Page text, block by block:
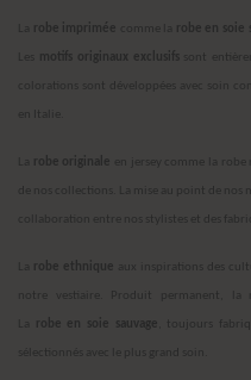
robe imprimée comme la robe en soie
motifs originaux exclusifssont
colorations sont développées avec soin
robe originale en jersey comme la robe
de nos collections. La mise au point de
collaboration entre nos stylistes et des
robe ethnique aux inspirations des
notre vestiaire. Produit permanent, la
robe en soie sauvage , toujours
sélectionnés avec le plus grand soin.